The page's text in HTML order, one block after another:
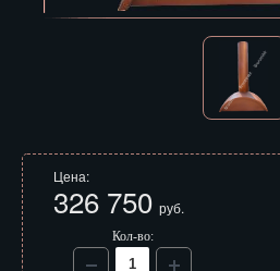
Цена:
326 750 руб.
Кол-во: